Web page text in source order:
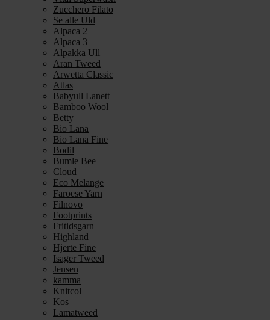
Zucchero Filato
Se alle Uld
Alpaca 2
Alpaca 3
Alpakka Ull
Aran Tweed
Arwetta Classic
Atlas
Babyull Lanett
Bamboo Wool
Betty
Bio Lana
Bio Lana Fine
Bodil
Bumle Bee
Cloud
Eco Melange
Faroese Yarn
Filnovo
Footprints
Fritidsgarn
Highland
Hjerte Fine
Isager Tweed
Jensen
kamma
Knitcol
Kos
Lamatweed